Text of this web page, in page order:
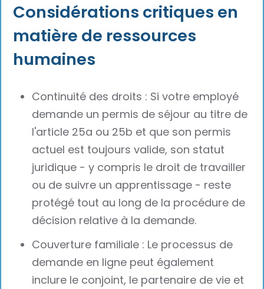
Considérations critiques en
matière de ressources
humaines
Continuité des droits : Si votre employé
demande un permis de séjour au titre de
l'article 25a ou 25b et que son permis
actuel est toujours valide, son statut
juridique - y compris le droit de travailler
ou de suivre un apprentissage - reste
protégé tout au long de la procédure de
décision relative à la demande.
Couverture familiale : Le processus de
demande en ligne peut également
inclure le conjoint, le partenaire de vie et